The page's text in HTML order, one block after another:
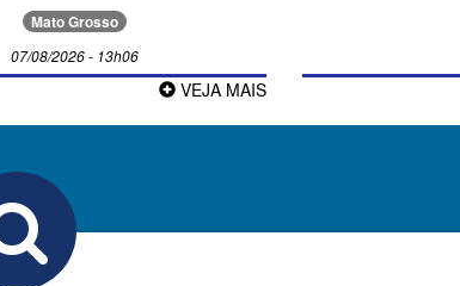
Mato Grosso
07/08/2026 - 13h06
VEJA MAIS